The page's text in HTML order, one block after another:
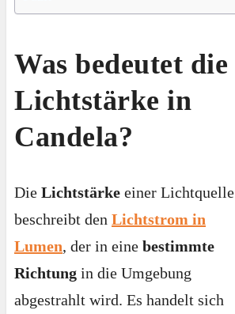
Was bedeutet die
Lichtstärke in
Candela?
Die Lichtstärke einer Lichtquelle
beschreibt den Lichtstrom in
Lumen, der in eine bestimmte
Richtung in die Umgebung
abgestrahlt wird. Es handelt sich